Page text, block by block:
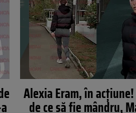
Alexia Eram, în
de ce să fie mândru,